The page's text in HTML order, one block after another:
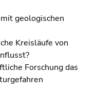
geologischen
Kreisläufe von
Forschung das